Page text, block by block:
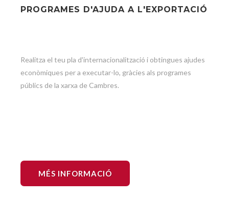
PROGRAMES D'AJUDA A L'EXPORTACIÓ
Realitza el teu pla d'internacionalització i obtingues ajudes
econòmiques per a executar-lo, gràcies als programes
públics de la xarxa de Cambres.
MÉS INFORMACIÓ